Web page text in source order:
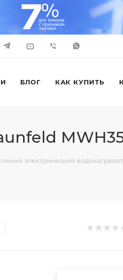
БЛОГ КАК КУПИТЬ
электрический